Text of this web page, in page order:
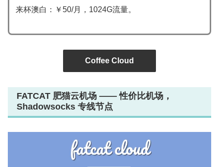
来杯澳白：￥50/月，1024G流量。
Coffee Cloud
FATCAT 肥猫云机场 —— 性价比机场，
Shadowsocks 专线节点